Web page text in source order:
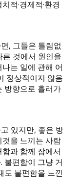
적·경제적·환경
, 그들은 틀림없
것에서 원인을
는 일에 관해 어
정상적이지 않음
방향으로 흘러가
있지만, 좋은 방
을 느끼는 사람
과 함께 잠에서
불편함이 그냥 거
도 불편함을 느낀